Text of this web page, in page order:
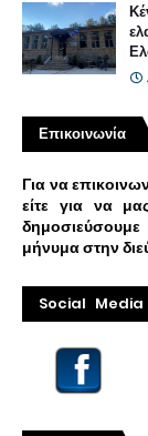
Επικοινωνία
Για να
είτε για να
μήνυμα στην
Social Media